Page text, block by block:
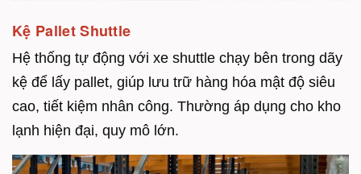
Kệ Pallet Shuttle
Hệ thống tự động với xe shuttle chạy bên trong dãy
kệ để lấy pallet, giúp lưu trữ hàng hóa mật độ siêu
cao, tiết kiệm nhân công. Thường áp dụng cho kho
lạnh hiện đại, quy mô lớn.